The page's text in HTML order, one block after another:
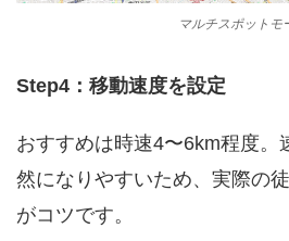
マルチスポットモ
Step4：移動速度を設定
おすすめは時速4〜6km程度。
然になりやすいため、実際の
がコツです。